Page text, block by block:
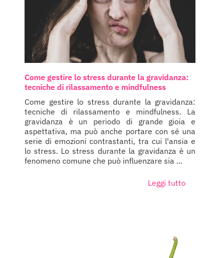
Come gestire lo stress durante la gravidanza:
tecniche di rilassamento e mindfulness
Come gestire lo stress durante la gravidanza:
tecniche di rilassamento e mindfulness. La
gravidanza è un periodo di grande gioia e
aspettativa, ma può anche portare con sé una
serie di emozioni contrastanti, tra cui l'ansia e
lo stress. Lo stress durante la gravidanza è un
fenomeno comune che può influenzare sia ...
Leggi tutto